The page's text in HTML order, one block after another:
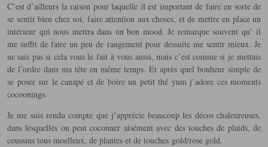
C’est d’ailleurs la raison pour laquelle il est important de faire en sorte de
se sentir bien chez soi, faire attention aux choses, et de mettre en place un
intérieur qui nous mettra dans un bon mood. Je remarque souvent qu’ il
me suffit de faire un peu de rangement pour dessuite me sentir mieux. Je
ne sais pas si cela vous le fait à vous aussi, mais c’est comme si je mettais
de l’ordre dans ma tête en même temps. Et après quel bonheur simple de
se poser sur le canapé et de boire un petit thé yum j’adore ces moments
cocoonings.
Je me suis rendu compte que j’apprécie beaucoup les décos chaleureuses,
dans lesquelles on peut coconner aisément avec des touches de plaids, de
coussins tous moelleux, de plantes et de touches gold/rose gold.